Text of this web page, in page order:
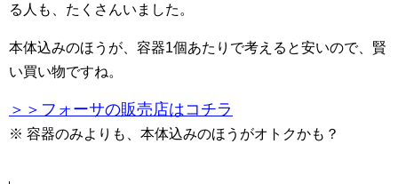
る人も、たくさんいました。
本体込みのほうが、容器1個あたりで考えると安いので、賢
い買い物ですね。
＞＞フォーサの販売店はコチラ
※ 容器のみよりも、本体込みのほうがオトクかも？